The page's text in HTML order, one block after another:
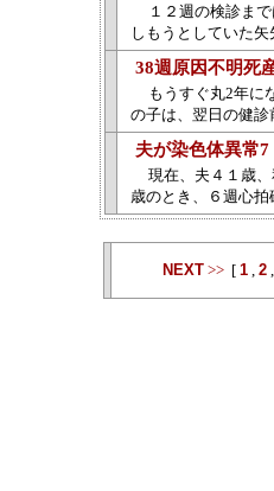
１２週の検診ま
しもうとしていた矢
38週原因不明死
もうすぐ丸2年に
の子は、翌日の健診
夫が染色体異常
現在、夫４１歳
歳のとき、６週心拍
NEXT>>[ 1, 2,